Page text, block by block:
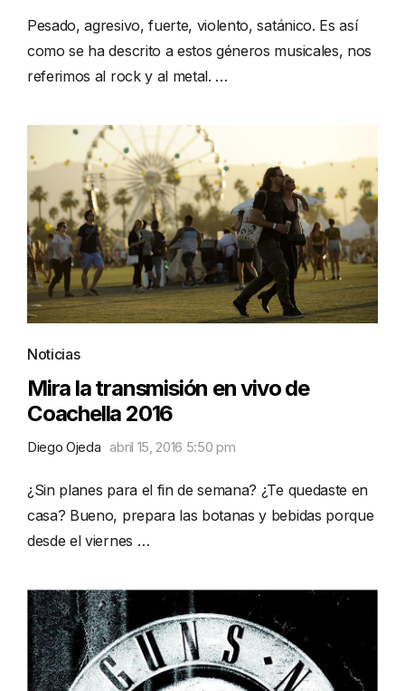
Pesado, agresivo, fuerte, violento, satánico. Es así
como se ha descrito a estos géneros musicales, nos
referimos al rock y al metal. …
Noticias
Mira la transmisión en vivo de
Coachella 2016
Diego Ojeda abril 15, 2016 5:50 pm
¿Sin planes para el fin de semana? ¿Te quedaste en
casa? Bueno, prepara las botanas y bebidas porque
desde el viernes …